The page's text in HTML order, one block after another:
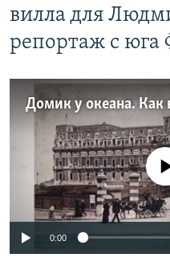
вилла для
репортаж с юга
No media
0:00